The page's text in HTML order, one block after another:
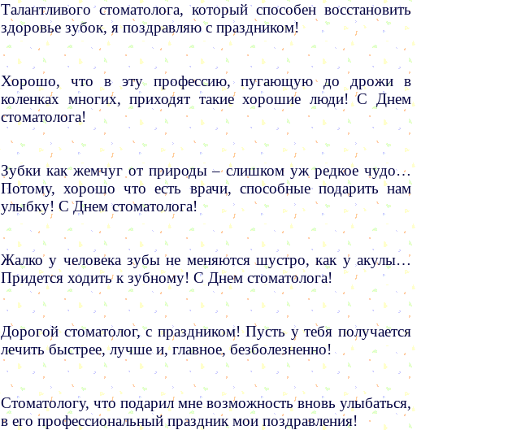
Талантливого стоматолога, который способен восстановить
здоровье зубок, я поздравляю с праздником!
Хорошо, что в эту профессию, пугающую до дрожи в
коленках многих, приходят такие хорошие люди! С Днем
стоматолога!
Зубки как жемчуг от природы – слишком уж редкое чудо…
Потому, хорошо что есть врачи, способные подарить нам
улыбку! С Днем стоматолога!
Жалко у человека зубы не меняются шустро, как у акулы…
Придется ходить к зубному! С Днем стоматолога!
Дорогой стоматолог, с праздником! Пусть у тебя получается
лечить быстрее, лучше и, главное, безболезненно!
Стоматологу, что подарил мне возможность вновь улыбаться,
в его профессиональный праздник мои поздравления!